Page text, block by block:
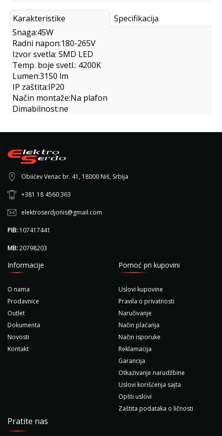
Karakteristike
Specifikacija
Snaga:45W
Radni napon:180-265V
Izvor svetla: SMD LED
Temp. boje svetl.: 4200K
Lumen:3150 lm
IP zaštita:IP20
Način montaže:Na plafon
Dimabilnost:ne
Obiićev Venac br. 41, 18000 Niš, Srbija
+381 18 4560 363
elektroserdjonis@gmail.com
PIB: 107417441
MB:20798203
Informacije
O nama
Prodavnice
Outlet
Dokumenta
Novosti
Kontakt
Pomoć pri kupovini
Uslovi kupovine
Pravila o privatnosti
Naručivanje
Način plaćanja
Način isporuke
Reklamacija
Garancija
Otkazivanje narudžbine
Uslovi korišćenja sajta
Opšti uslovi
Zaštita podataka o ličnosti
Pratite nas